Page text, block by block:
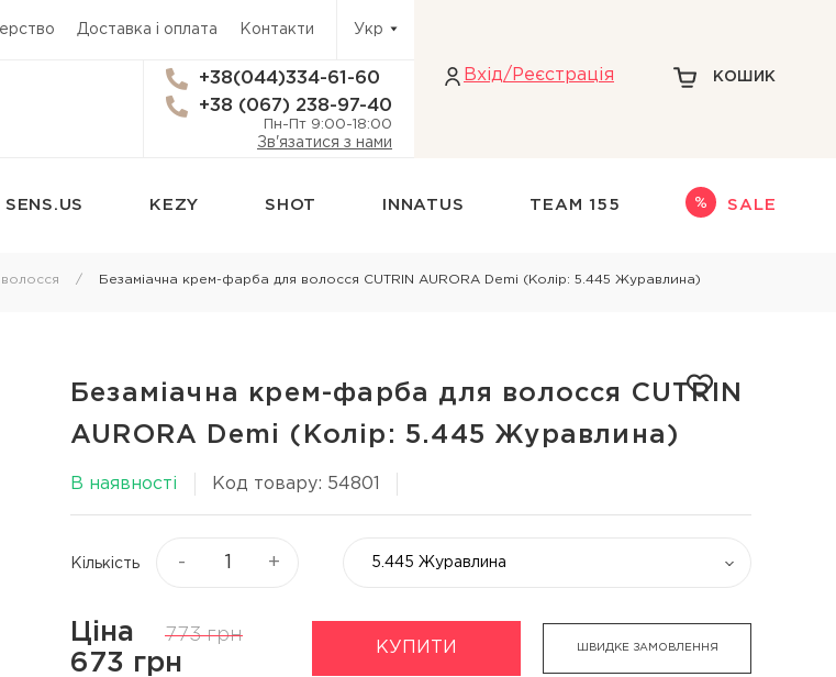
Доставка і оплата Контакти Укр
+38(044)334-61-60
+38 (067) 238-97-40
Пн-Пт 9:00-18:00
Зв'язатися з нами
Вхiд/Реєстрація КОШИК
для волосся
для укладки волосся
Лікування шкіри голови
Лосьйон для шкіри голови
ТЕРМОЗАХИСТ
ДЛЯ БЛОНДИНОК
Хімічна завивка волосся
SENS.US KEZY SHOT INNATUS TEAM 155 SALE
Безаміачна крем-фарба для волосся CUTRIN AURORA Demi (Колір: 5.445 Журавлина)
Безаміачна крем-фарба для волосся CUTRIN
AURORA Demi (Колір: 5.445 Журавлина)
В наявності Код товару: 54801
Кількість - + 5.445 Журавлина
Ціна 773 грн
673 грн
КУПИТИ ШВИДКЕ ЗАМОВЛЕННЯ